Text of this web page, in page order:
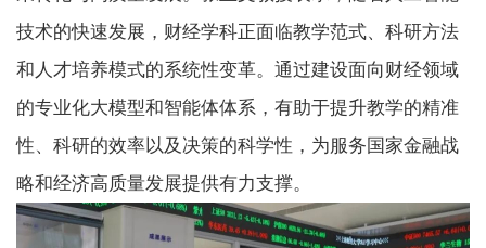
技术的快速发展，财经学科正面临教学范式、科研方法
和人才培养模式的系统性变革。通过建设面向财经领域
的专业化大模型和智能体体系，有助于提升教学的精准
性、科研的效率以及决策的科学性，为服务国家金融战
略和经济高质量发展提供有力支撑。